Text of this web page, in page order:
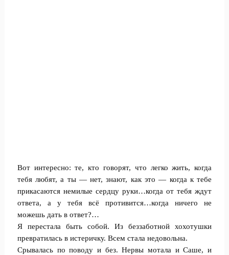
Вот интересно: те, кто говорят, что легко жить, когда
тебя любят, а ты — нет, знают, как это — когда к тебе
прикасаются немилые сердцу руки…когда от тебя ждут
ответа, а у тебя всё противится…когда ничего не
можешь дать в ответ?…
Я перестала быть собой. Из беззаботной хохотушки
превратилась в истеричку. Всем стала недовольна.
Срывалась по поводу и без. Нервы мотала и Саше, и